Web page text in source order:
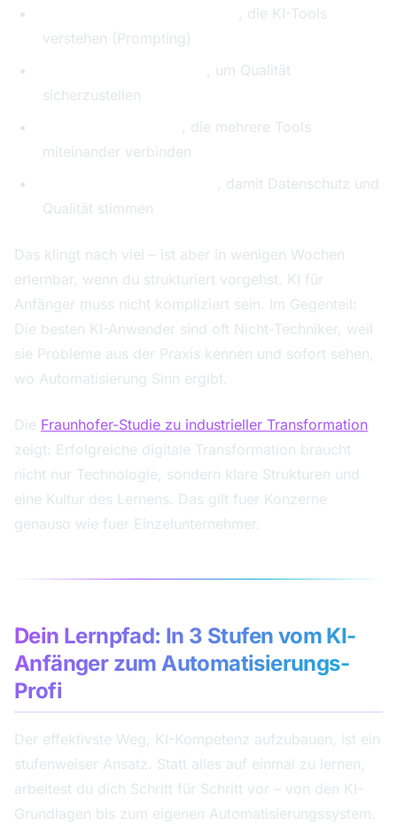
, die KI-Tools
verstehen (Prompting)
, um Qualität
sicherzustellen
, die mehrere Tools
miteinander verbinden
, damit Datenschutz und
Qualität stimmen
Das klingt nach viel – ist aber in wenigen Wochen
erlernbar, wenn du strukturiert vorgehst. KI für
Anfänger muss nicht kompliziert sein. Im Gegenteil:
Die besten KI-Anwender sind oft Nicht-Techniker, weil
sie Probleme aus der Praxis kennen und sofort sehen,
wo Automatisierung Sinn ergibt.
Die Fraunhofer-Studie zu industrieller Transformation
zeigt: Erfolgreiche digitale Transformation braucht
nicht nur Technologie, sondern klare Strukturen und
eine Kultur des Lernens. Das gilt fuer Konzerne
genauso wie fuer Einzelunternehmer.
Dein Lernpfad: In 3 Stufen vom KI-
Anfänger zum Automatisierungs-
Profi
Der effektivste Weg, KI-Kompetenz aufzubauen, ist ein
stufenweiser Ansatz. Statt alles auf einmal zu lernen,
arbeitest du dich Schritt für Schritt vor – von den KI-
Grundlagen bis zum eigenen Automatisierungssystem.